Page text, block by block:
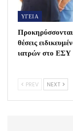
ΥΓΕΙΑ
θέσεις
ιατρών στο ΕΣΥ
PREV NEXT